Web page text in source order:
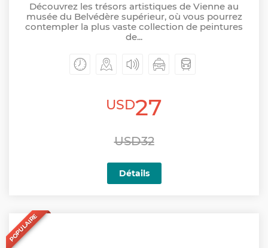
Découvrez les trésors artistiques de Vienne au
musée du Belvédère supérieur, où vous pourrez
contempler la plus vaste collection de peintures
de...
USD27
USD32
Détails
POPULAIRE